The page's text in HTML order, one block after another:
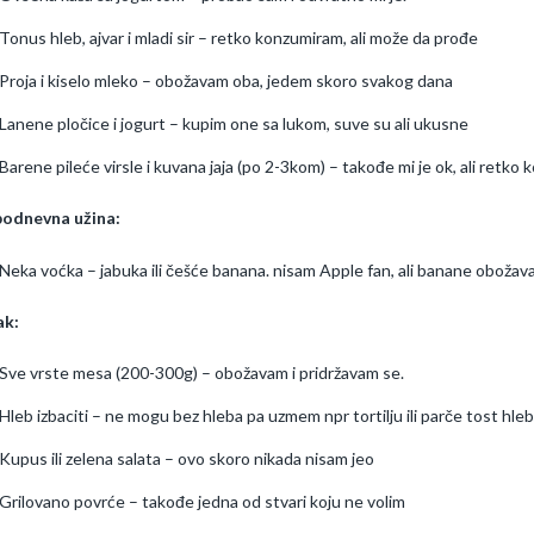
Tonus hleb, ajvar i mladi sir – retko konzumiram, ali može da prođe
Proja i kiselo mleko – obožavam oba, jedem skoro svakog dana
Lanene pločice i jogurt – kupim one sa lukom, suve su ali ukusne
Barene pileće virsle i kuvana jaja (po 2-3kom) – takođe mi je ok, ali retko
užina:
Neka voćka – jabuka ili češće banana. nisam Apple fan, ali banane
Sve vrste mesa (200-300g) – obožavam i pridržavam se.
Hleb izbaciti – ne mogu bez hleba pa uzmem npr tortilju ili parče tost
Kupus ili zelena salata – ovo skoro nikada nisam jeo
Grilovano povrće – takođe jedna od stvari koju ne volim